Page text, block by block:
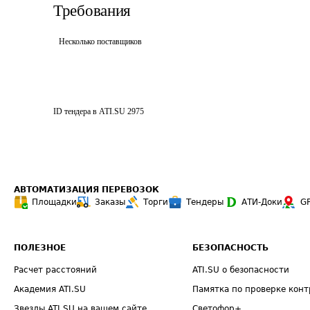
Требования
Несколько поставщиков
ID тендера в ATI.SU 2975
АВТОМАТИЗАЦИЯ ПЕРЕВОЗОК
Площадки
Заказы Торги Тендеры АТИ-Доки
ПОЛЕЗНОЕ
Расчет расстояний
Академия ATI.SU
БЕЗОПАСНОСТЬ
ATI.SU о безопасности
Памятка по проверке